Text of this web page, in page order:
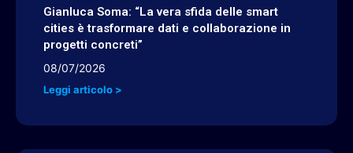
Gianluca Soma: “La vera sfida delle smart
cities è trasformare dati e collaborazione in
progetti concreti”
08/07/2026
Leggi articolo >